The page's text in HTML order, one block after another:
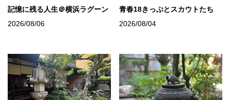
記憶に残る人生＠横浜ラグーン
2026/08/06
青春18きっぷとスカウトたち
2026/08/04